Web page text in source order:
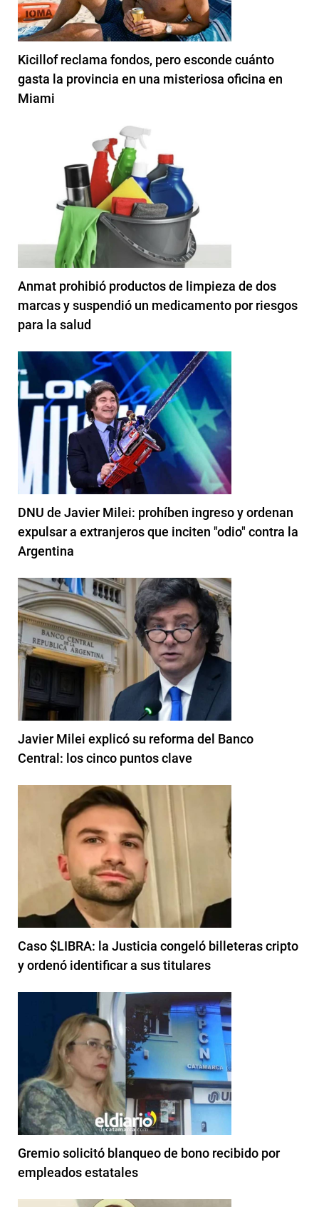
Kicillof reclama fondos, pero esconde cuánto
gasta la provincia en una misteriosa oficina en
Miami
Anmat prohibió productos de limpieza de dos
marcas y suspendió un medicamento por riesgos
para la salud
DNU de Javier Milei: prohíben ingreso y ordenan
expulsar a extranjeros que inciten "odio" contra la
Argentina
Javier Milei explicó su reforma del Banco
Central: los cinco puntos clave
Caso $LIBRA: la Justicia congeló billeteras cripto
y ordenó identificar a sus titulares
Gremio solicitó blanqueo de bono recibido por
empleados estatales